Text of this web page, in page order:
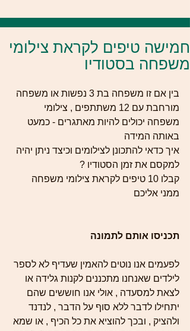
חמישה טיפים לקראת צילומי
משפחה בסטודיו
בין אם זו משפחה בת 3 נפשות או משפחה
מורחבת עם 12 משתתפים , צילומי
משפחה יכולים להיות מאתגרים - כמעט
באותה המידה
איך כדאי להתכונן לצילומים וכיצד ניתן יהיה
למקסם את זמן הסטודיו ?
קבלו 10 טיפים לקראת צילומי משפחה
ממני אליכם
תכניסו אותם לתמונה
לפעמים אנו נוטים להאמין שעדיף לא לספר
לילדים שאנחנו מתכננים לקנות גלידה או
לצאת למסעדה , אולי אנו חוששים שהם
יתחילו לדבר ללא סוף על הדבר , לנדנד
ולהציק , ובכך להוציא את כל הכיף , או שמא